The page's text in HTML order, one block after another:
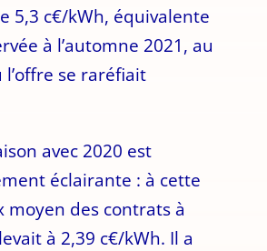
5,3 c€/kWh, équivalente
à l’automne 2021, au
se raréfiait
avec 2020 est
éclairante : à cette
moyen des contrats à
à 2,39 c€/kWh. Il a